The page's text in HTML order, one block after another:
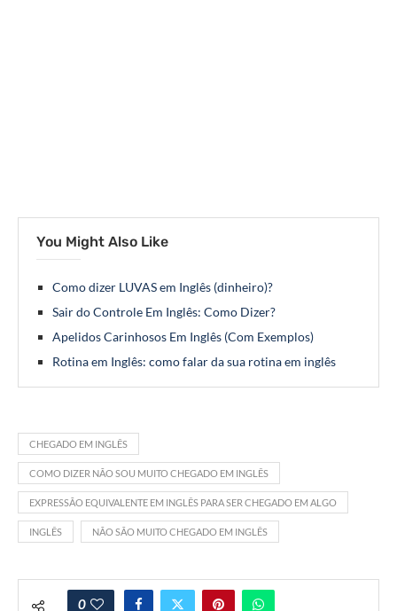
You Might Also Like
Como dizer LUVAS em Inglês (dinheiro)?
Sair do Controle Em Inglês: Como Dizer?
Apelidos Carinhosos Em Inglês (Com Exemplos)
Rotina em Inglês: como falar da sua rotina em inglês
CHEGADO EM INGLÊS
COMO DIZER NÃO SOU MUITO CHEGADO EM INGLÊS
EXPRESSÃO EQUIVALENTE EM INGLÊS PARA SER CHEGADO EM ALGO
INGLÊS NÃO SÃO MUITO CHEGADO EM INGLÊS
0